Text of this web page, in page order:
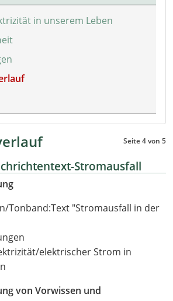
in unserem Leben
Seite 4 von 5
Stromausfall
Tonband:Text "Stromausfall in der
elektrischer Strom in
von Vorwissen und